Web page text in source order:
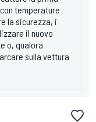
temperature
la sicurezza, i
il nuovo
o, qualora
sulla vettura